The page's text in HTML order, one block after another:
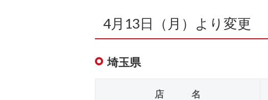
4月13日（月）より変更
埼玉県
店 名